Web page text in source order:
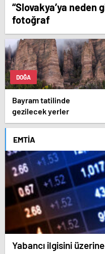
“Slovakya’ya neden
fotoğraf
DOĞA
Bayram tatilinde
gezilecek yerler
EMTIA
Yabancı ilgisini